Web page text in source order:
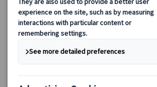
【日本語公認ガイド＆専用車付】ブダペスト
る午前プライベート観光
ドナウの真珠と称えられる美しいハンガリーの
専任ガイドと専用車で巡ります。マーチャーシ
トバーン大聖堂、漁夫の砦などのブダペストの